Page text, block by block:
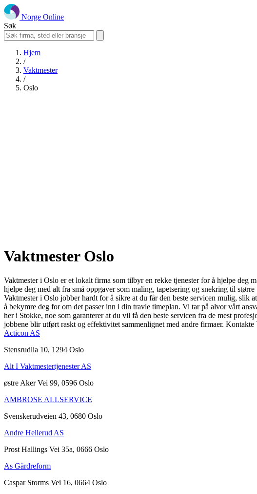
Norge Online
Søk
Hjem
/
Vaktmester
/
Oslo
Vaktmester Oslo
Vaktmester i Oslo er et lokalt firma som tilbyr en rekke tjenester for å hjelpe deg
hjelpe deg med alt fra små oppgaver som maling, tapetsering og snekring til
Vaktmester i Oslo jobber hardt for å sikre at du får den beste servicen mulig,
å bekymre deg for om det passer inn i din travle timeplan. Vi tar på alvor vårt
her i Stokke, noe som garanterer at du vil få den beste servicen fra de mest
jobbene blir utført raskt og effektivitet sammenlignet med andre firmaer.
Acticon AS
Stensrudlia 10, 1294 Oslo
Alt I Vaktmestertjenester AS
østre Aker Vei 99, 0596 Oslo
AMBROSE ALLSERVICE
Svenskerudveien 43, 0680 Oslo
Andre Hellerud AS
Prost Hallings Vei 35a, 0666 Oslo
As Gårdreform
Caspar Storms Vei 16, 0664 Oslo